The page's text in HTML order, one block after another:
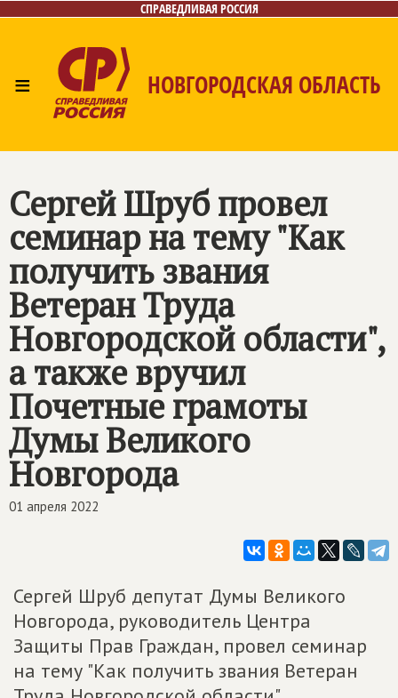
СПРАВЕДЛИВАЯ РОССИЯ
≡ НОВГОРОДСКАЯ ОБЛАСТЬ
Контакты
Сергей Шруб провел
семинар на тему "Как
получить звания
Ветеран Труда
Новгородской области",
а также вручил
Почетные грамоты
Думы Великого
Новгорода
01 апреля 2022
Сергей Шруб депутат Думы Великого
Новгорода, руководитель Центра
Защиты Прав Граждан, провел семинар
на тему "Как получить звания Ветеран